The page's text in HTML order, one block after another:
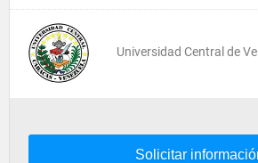
Universidad Central de
Solicitar